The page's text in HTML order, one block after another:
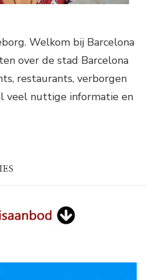
Welkom bij Barcelona
over de stad Barcelona
restaurants, verborgen
veel nuttige informatie en